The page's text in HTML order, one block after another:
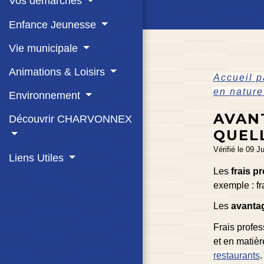
Enfance Jeunesse
Vie municipale
Animations & Loisirs
Environnement
Découvrir CHARVONNEX
Liens Utiles
Accueil
en
Vérifié le 09
Les frais
exemple :
Les
Frais
et en
restaurants.